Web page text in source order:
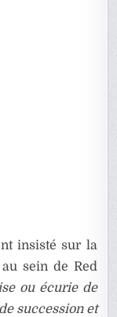
insisté sur la
sein de Red
ou écurie de
succession et